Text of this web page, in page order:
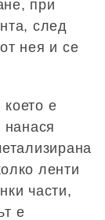
при
след
нея и се
е
нанася
ленти
части,
е